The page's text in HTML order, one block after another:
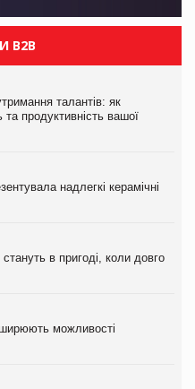
B2B
талантів: як
продуктивність вашої
надлегкі керамічні
в пригоді, коли довго
можливості